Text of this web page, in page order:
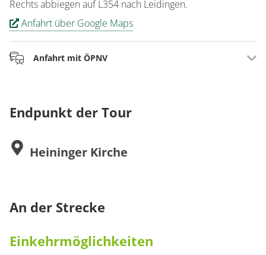
Rechts abbiegen auf L354 nach Leidingen.
Anfahrt über Google Maps
Anfahrt mit ÖPNV
Weiter mit dem Bus Linie 401 bis Hallenbad Saarlouis.
1 min Fußweg. Mit dem Bus Linie 422 bis Brunnen,
Leidingen Wallerfangen.
www.saarfahrplan.de
Endpunkt der Tour
Heininger Kirche
An der Strecke
Einkehrmöglichkeiten